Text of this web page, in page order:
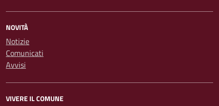
NOVITÀ
Notizie
Comunicati
Avvisi
VIVERE IL COMUNE